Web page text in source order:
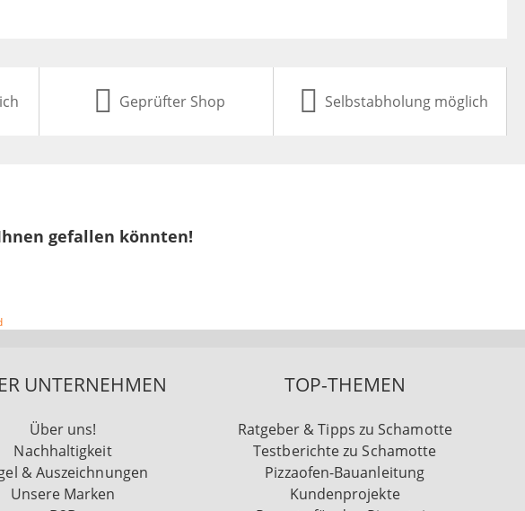
Geprüfter Shop Selbstabholung möglich
gefallen könnten!
UNTERNEHMEN
Über uns!
Nachhaltigkeit
& Auszeichnungen
Unsere Marken
TOP-THEMEN
Ratgeber & Tipps zu Schamotte
Testberichte zu Schamotte
Pizzaofen-Bauanleitung
Kundenprojekte